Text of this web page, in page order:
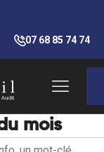
07 68 85 74 74
mois